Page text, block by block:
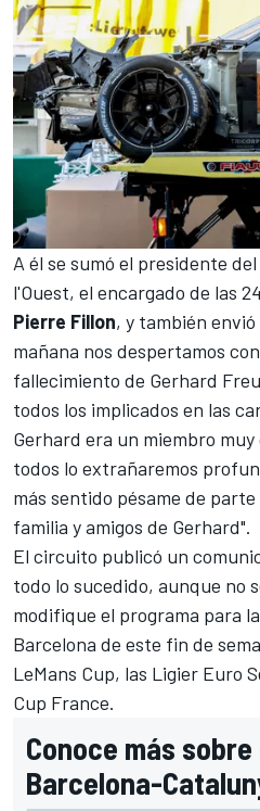
A él se sumó el presidente
l'Ouest, el encargado de las
Pierre Fillon, y también
mañana nos despertamos
fallecimiento de Gerhard
todos los implicados en las
Gerhard era un miembro
todos lo extrañaremos
más sentido pésame de
familia y amigos de Gerhard".
El circuito publicó un
todo lo sucedido, aunque no
modifique el programa para
Barcelona de este fin de
LeMans Cup, las Ligier Euro
Cup France.
Conoce más
Barcelona-